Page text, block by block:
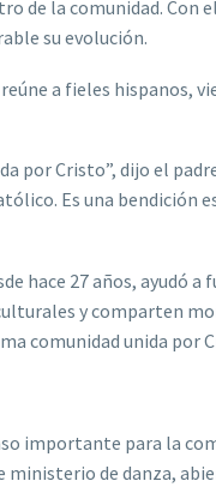
de la comunidad. Con
su evolución.
reúne a fieles
por Cristo”, dijo el
Es una bendición
hace 27 años, ayudó
y comparten
comunidad unida por
importante para la
de danza,